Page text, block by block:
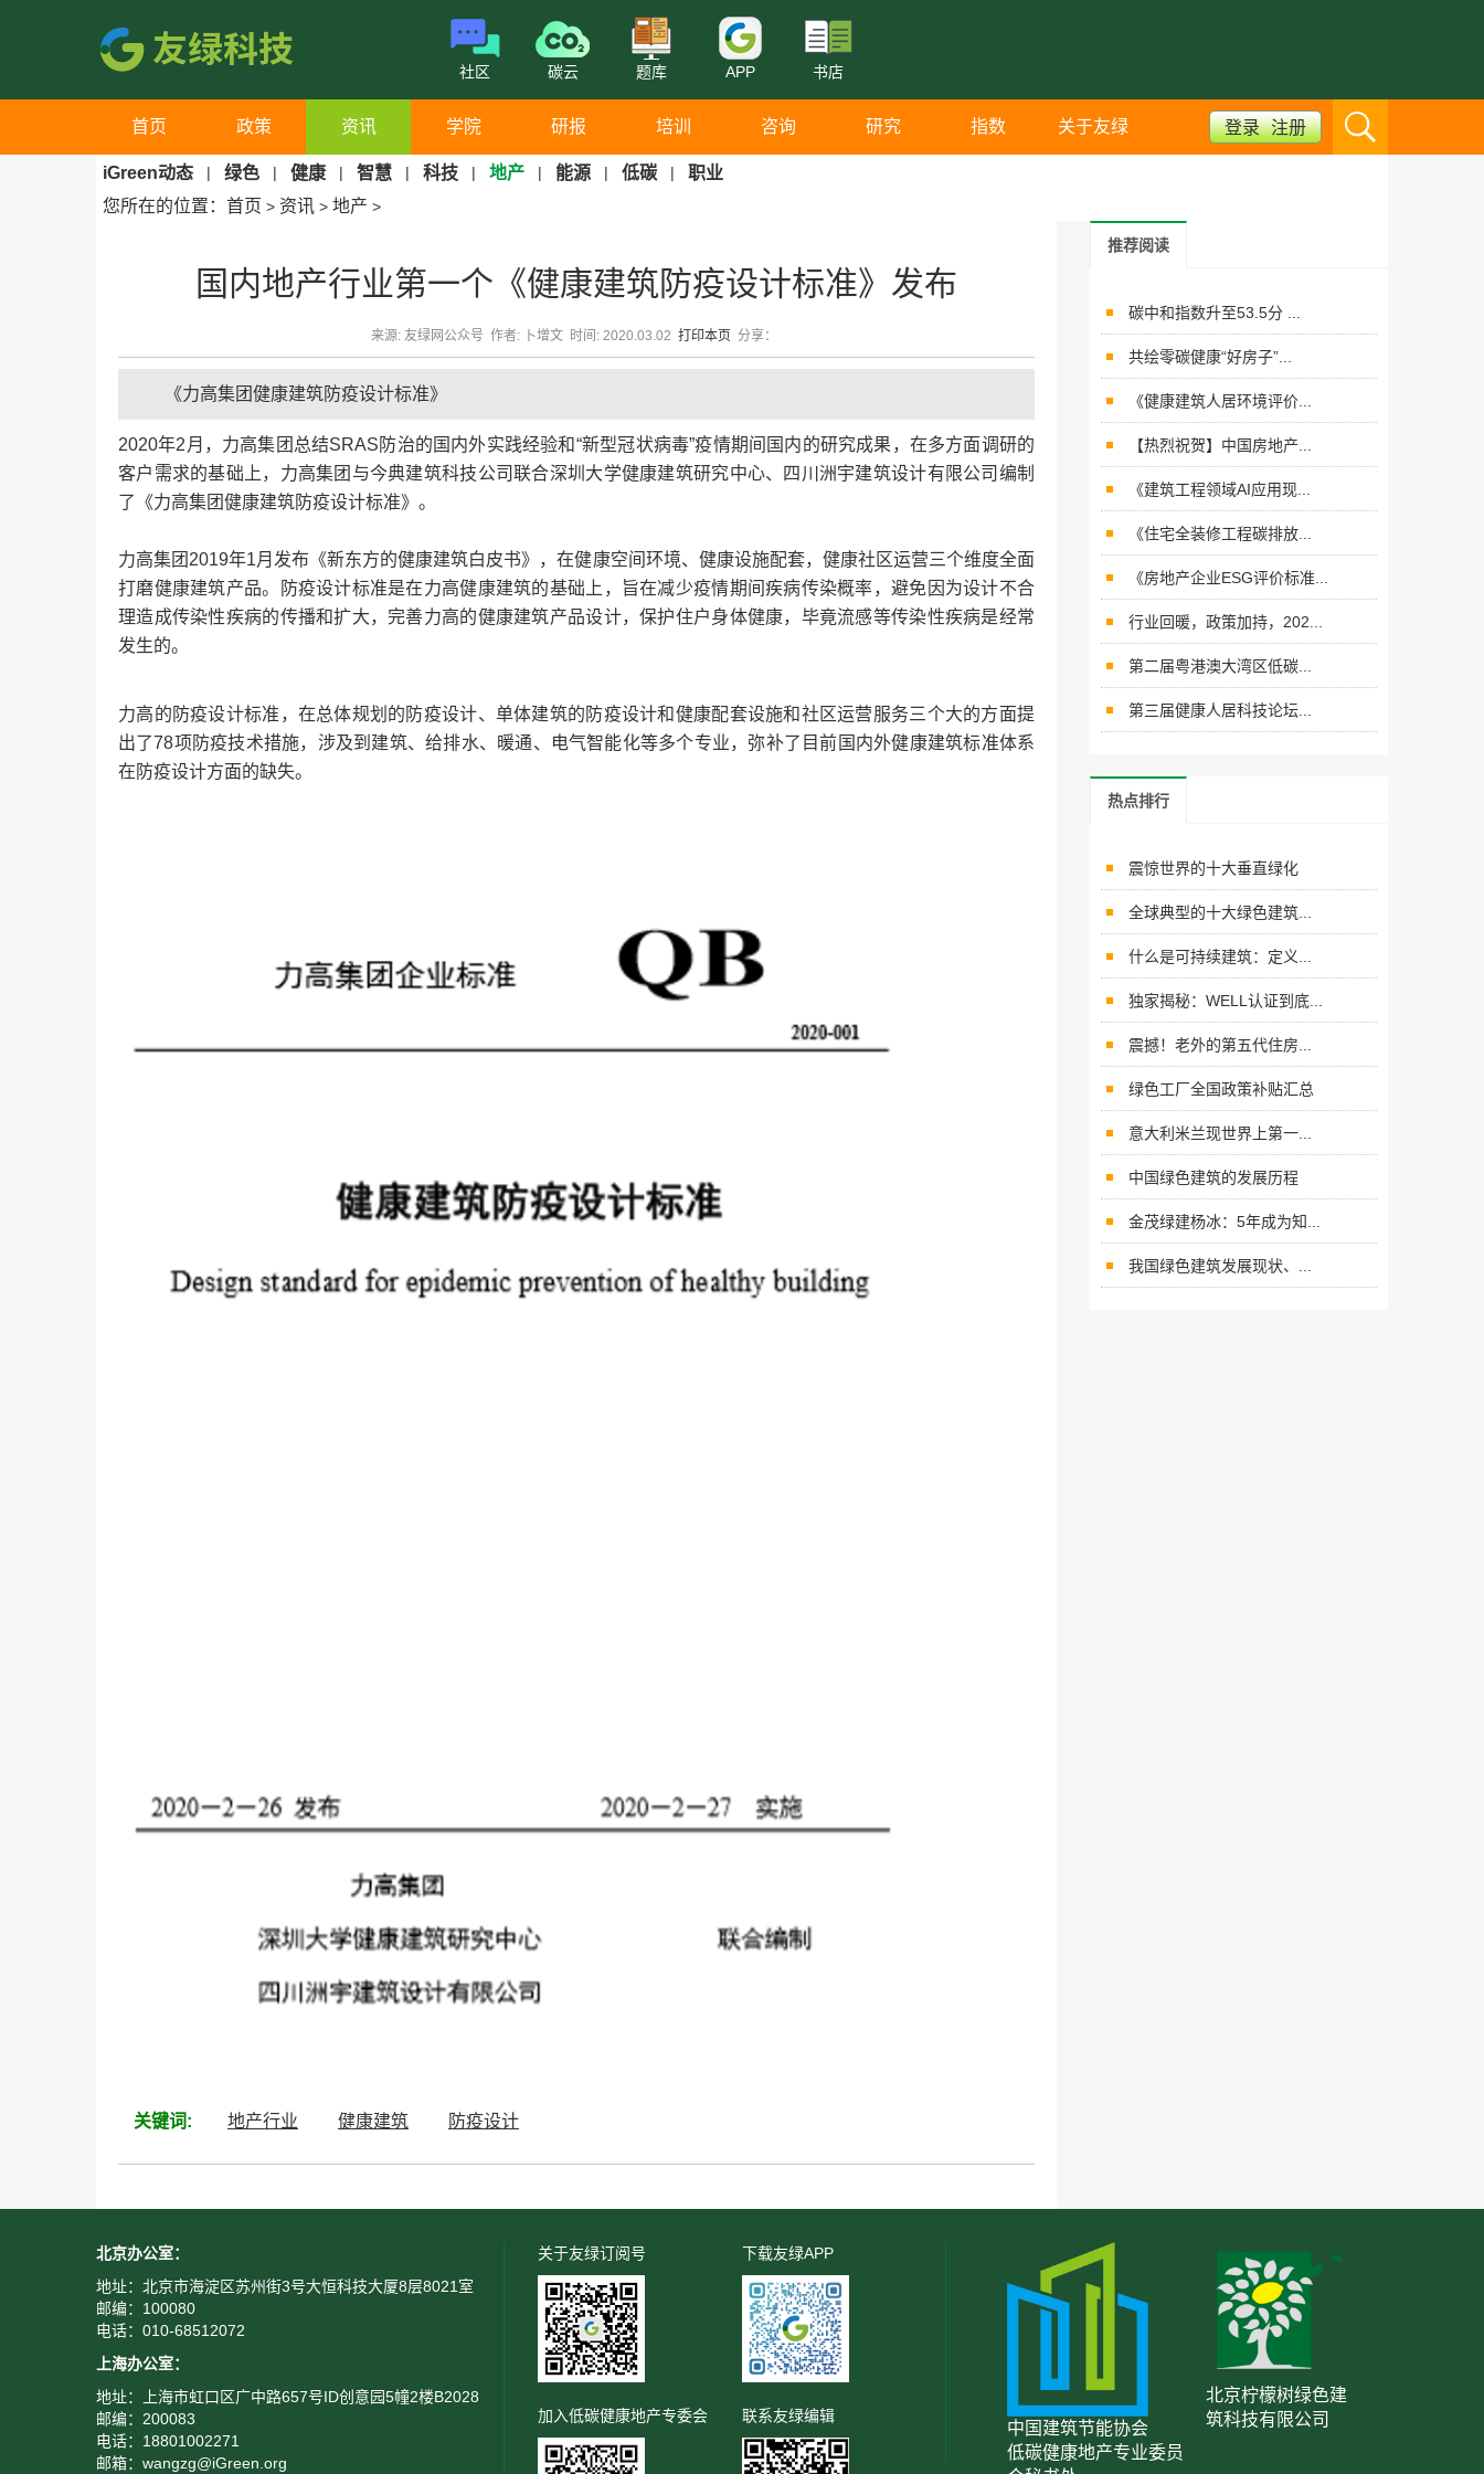
社区 碳云 题库 APP 书店
首页 政策 资讯 学院 研报 培训 咨询 研究 指数 关于友绿 登录 注册
iGreen动态 | 绿色 | 健康 | 智慧 | 科技 | 地产 | 能源 | 低碳 |
职业
您所在的位置： 首页 > 资讯 > 地产 >
国内地产行业第一个《健康建筑防疫设计标准》发布
来源: 友绿网公众号 作者: 卜增文 时间: 2020.03.02 打印本页 分享：
《力高集团健康建筑防疫设计标准》
2020年2月，力高集团总结SRAS防治的国内外实践经验和“新型冠状病毒”疫情期间国内的研究成果，在多方面调研的
客户需求的基础上，力高集团与今典建筑科技公司联合深圳大学健康建筑研究中心、四川洲宇建筑设计有限公司编制
了《力高集团健康建筑防疫设计标准》。
力高集团2019年1月发布《新东方的健康建筑白皮书》，在健康空间环境、健康设施配套，健康社区运营三个维度全面
打磨健康建筑产品。防疫设计标准是在力高健康建筑的基础上，旨在减少疫情期间疾病传染概率，避免因为设计不合
理造成传染性疾病的传播和扩大，完善力高的健康建筑产品设计，保护住户身体健康，毕竟流感等传染性疾病是经常
发生的。
力高的防疫设计标准，在总体规划的防疫设计、单体建筑的防疫设计和健康配套设施和社区运营服务三个大的方面提
出了78项防疫技术措施，涉及到建筑、给排水、暖通、电气智能化等多个专业，弥补了目前国内外健康建筑标准体系
在防疫设计方面的缺失。
关键词: 地产行业 健康建筑 防疫设计
推荐阅读
碳中和指数升至53.5分 ...
共绘零碳健康“好房子”...
《健康建筑人居环境评价...
【热烈祝贺】中国房地产...
《建筑工程领域AI应用现...
《住宅全装修工程碳排放...
《房地产企业ESG评价标准...
行业回暖，政策加持，202...
第二届粤港澳大湾区低碳...
第三届健康人居科技论坛...
热点排行
震惊世界的十大垂直绿化
全球典型的十大绿色建筑...
什么是可持续建筑：定义...
独家揭秘：WELL认证到底...
震撼！老外的第五代住房...
绿色工厂全国政策补贴汇总
意大利米兰现世界上第一...
中国绿色建筑的发展历程
金茂绿建杨冰：5年成为知...
我国绿色建筑发展现状、...
北京办公室：
地址：北京市海淀区苏州街3号大恒科技大厦8层8021室
邮编：100080
电话：010-68512072
上海办公室：
地址：上海市虹口区广中路657号ID创意园5幢2楼B2028
邮编：200083
电话：18801002271
邮箱：wangzg@iGreen.org
关于友绿订阅号 下载友绿APP
加入低碳健康地产专委会 联系友绿编辑
中国建筑节能协会
低碳健康地产专业委员
北京柠檬树绿色建
筑科技有限公司